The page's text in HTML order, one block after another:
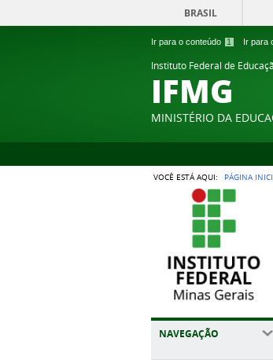
Ir para o conteúdo 1 Ir para
BRASIL
Instituto Federal de
IFMG
MINISTÉRIO DA
VOCÊ ESTÁ AQUI: PÁGINA
NAVEGAÇÃO